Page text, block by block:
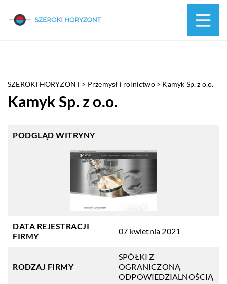
SZEROKI HORYZONT > Przemysł i rolnictwo> Kamyk Sp. z o.o.
Kamyk Sp. z o.o.
PODGLĄD WITRYNY
DATA REJESTRACJI
FIRMY
07 kwietnia 2021
RODZAJ FIRMY
SPÓŁKI Z
OGRANICZONĄ
ODPOWIEDZIALNOŚCIĄ